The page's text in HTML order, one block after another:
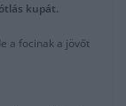
kupát.
a focinak a jövőt